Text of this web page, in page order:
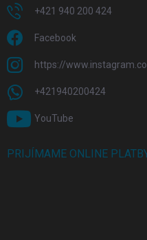
+421 940 200 424
Facebook
https://
+421940200424
YouTube
PRIJÍMAME ONLINE